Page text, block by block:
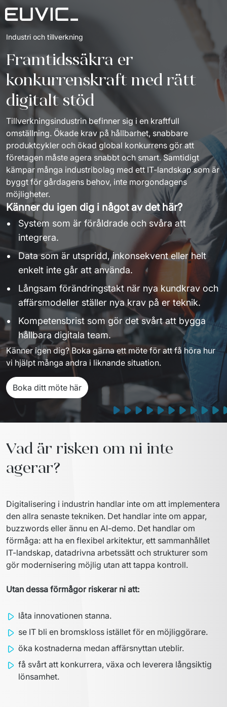
Vårt erbjudande
Digital talents
Digital solutions
IT-outsourcing
Advisory & digital transformation
Branscher
Industri och tillverkning
Retail
Plattform
The good people
Kontakta oss
Case
Insights
Länder
Industri och tillverkning
Framtidssäkra er
konkurrenskraft med rätt
digitalt stöd
Tillverkningsindustrin befinner sig i en kraftfull
omställning. Ökade krav på hållbarhet, snabbare
produktcykler och ökad global konkurrens gör att
företagen måste agera snabbt och smart. Samtidigt
kämpar många industribolag med ett IT-landskap som är
byggt för gårdagens behov, inte morgondagens
möjligheter.
Känner du igen dig i något av det här?
System som är föråldrade och svåra att
integrera.
Data som är utspridd, inkonsekvent eller helt
enkelt inte går att använda.
Långsam förändringstakt när nya kundkrav och
affärsmodeller ställer nya krav på er teknik.
Kompetensbrist som gör det svårt att bygga
hållbara digitala team.
Känner igen dig? Boka gärna ett möte för att få höra hur
vi hjälpt många andra i liknande situation.
Boka ditt möte här
Vad är risken om ni inte
agerar?
Digitalisering i industrin handlar inte om att implementera
den allra senaste tekniken. Det handlar inte om appar,
buzzwords eller ännu en AI-demo. Det handlar om
förmåga: att ha en flexibel arkitektur, ett sammanhållet
IT-landskap, datadrivna arbetssätt och strukturer som
gör modernisering möjlig utan att tappa kontroll.
Utan dessa förmågor riskerar ni att:
låta innovationen stanna.
se IT bli en bromskloss istället för en möjliggörare.
öka kostnaderna medan affärsnyttan uteblir.
få svårt att konkurrera, växa och leverera långsiktig
lönsamhet.